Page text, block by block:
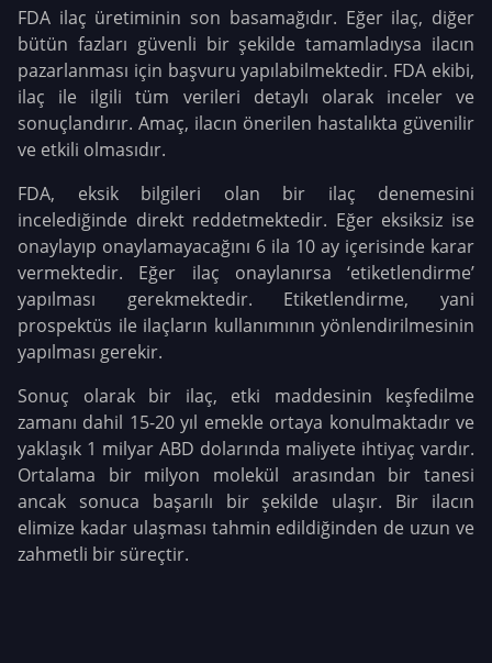
FDA ilaç üretiminin son basamağıdır. Eğer ilaç, diğer
bütün fazları güvenli bir şekilde tamamladıysa ilacın
pazarlanması için başvuru yapılabilmektedir. FDA ekibi,
ilaç ile ilgili tüm verileri detaylı olarak inceler ve
sonuçlandırır. Amaç, ilacın önerilen hastalıkta güvenilir
ve etkili olmasıdır.
FDA, eksik bilgileri olan bir ilaç denemesini
incelediğinde direkt reddetmektedir. Eğer eksiksiz ise
onaylayıp onaylamayacağını 6 ila 10 ay içerisinde karar
vermektedir. Eğer ilaç onaylanırsa ‘etiketlendirme’
yapılması gerekmektedir. Etiketlendirme, yani
prospektüs ile ilaçların kullanımının yönlendirilmesinin
yapılması gerekir.
Sonuç olarak bir ilaç, etki maddesinin keşfedilme
zamanı dahil 15-20 yıl emekle ortaya konulmaktadır ve
yaklaşık 1 milyar ABD dolarında maliyete ihtiyaç vardır.
Ortalama bir milyon molekül arasından bir tanesi
ancak sonuca başarılı bir şekilde ulaşır. Bir ilacın
elimize kadar ulaşması tahmin edildiğinden de uzun ve
zahmetli bir süreçtir.